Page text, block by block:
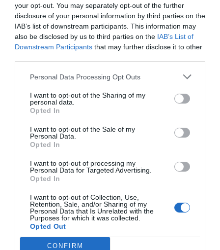
your opt-out. You may separately opt-out of the further
disclosure of your personal information by third parties on the
IAB’s list of downstream participants. This information may
also be disclosed by us to third parties on the IAB’s List of
Downstream Participants that may further disclose it to other
Personal Data Processing Opt Outs
I want to opt-out of the Sharing of my
personal data.
Opted In
I want to opt-out of the Sale of my
Personal Data.
Opted In
I want to opt-out of processing my
Personal Data for Targeted Advertising.
Opted In
I want to opt-out of Collection, Use,
Retention, Sale, and/or Sharing of my
Personal Data that Is Unrelated with the
Purposes for which it was collected.
Opted Out
CONFIRM
bicicleta o a pie, dentro de los parques naturales
Serra d'Irta, Penyagolosa, Desert de les Palmes,
Tinença de Benifassà, Serra d'Espadà, Serra
Calderona, Chera-Sot de Chera, Puebla de San
Font Roja, El Montgó, Serra Gelada, Prat de Cabanes-
Torreblanca, Marjal Pego-Oliva y la zona forestal
l'Albufera .